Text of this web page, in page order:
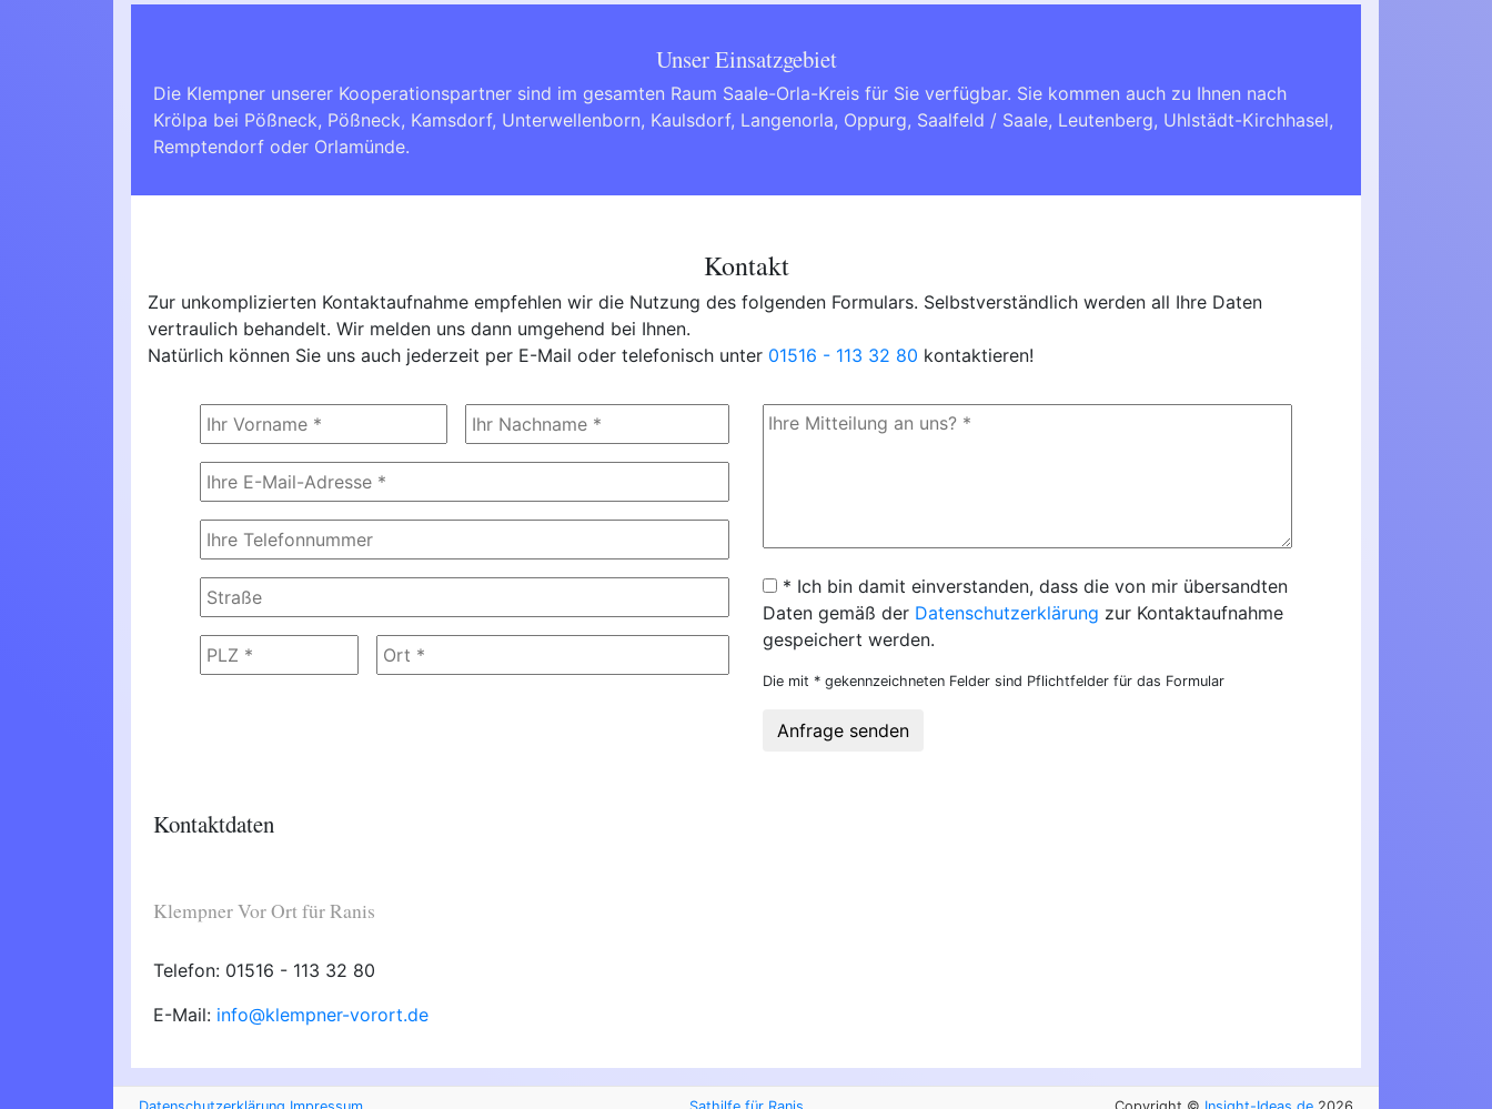
Unser Einsatzgebiet
Die Klempner unserer Kooperationspartner sind im gesamten Raum Saale-Orla-Kreis für Sie verfügbar. Sie kommen auch zu Ihnen nach
Krölpa bei Pößneck, Pößneck, Kamsdorf, Unterwellenborn, Kaulsdorf, Langenorla, Oppurg, Saalfeld / Saale, Leutenberg, Uhlstädt-Kirchhasel,
Remptendorf oder Orlamünde.
Kontakt
Zur unkomplizierten Kontaktaufnahme empfehlen wir die Nutzung des folgenden Formulars. Selbstverständlich werden all Ihre Daten
vertraulich behandelt. Wir melden uns dann umgehend bei Ihnen.
Natürlich können Sie uns auch jederzeit per E-Mail oder telefonisch unter 01516 - 113 32 80 kontaktieren!
* Ich bin damit einverstanden, dass die von mir übersandten
Daten gemäß der Datenschutzerklärung zur Kontaktaufnahme
gespeichert werden.
Die mit * gekennzeichneten Felder sind Pflichtfelder für das Formular
Anfrage senden
Kontaktdaten
Klempner Vor Ort für Ranis
Telefon: 01516 - 113 32 80
E-Mail: info@klempner-vorort.de